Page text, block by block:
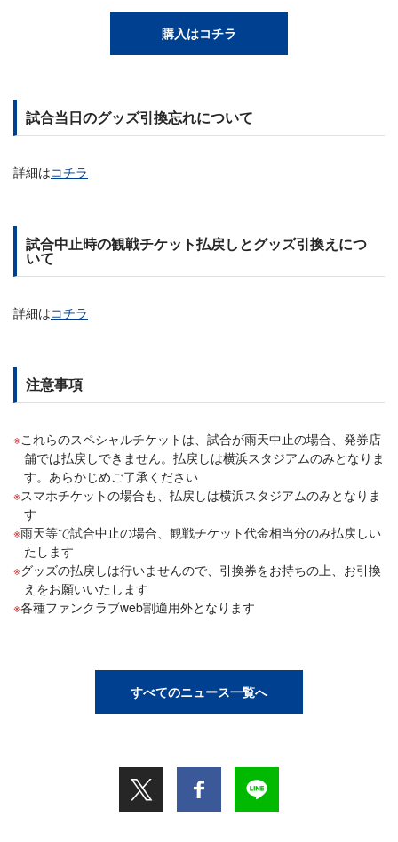
購入はコチラ
試合当日のグッズ引換忘れについて
詳細はコチラ
試合中止時の観戦チケット払戻しとグッズ引換えにつ
いて
詳細はコチラ
注意事項
これらのスペシャルチケットは、試合が雨天中止の場合、発券店
舗では払戻しできません。払戻しは横浜スタジアムのみとなりま
す。あらかじめご了承ください
スマホチケットの場合も、払戻しは横浜スタジアムのみとなりま
す
雨天等で試合中止の場合、観戦チケット代金相当分のみ払戻しい
たします
グッズの払戻しは行いませんので、引換券をお持ちの上、お引換
えをお願いいたします
各種ファンクラブweb割適用外となります
すべてのニュース一覧へ